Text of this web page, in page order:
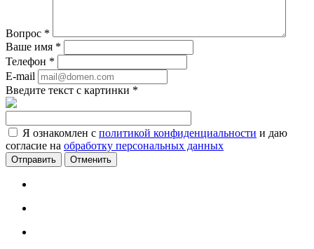
Вопрос *
Ваше имя *
Телефон *
E-mail
Введите текст с картинки *
Я ознакомлен с политикой конфиденциальности и даю
согласие на обработку персональных данных
Отменить